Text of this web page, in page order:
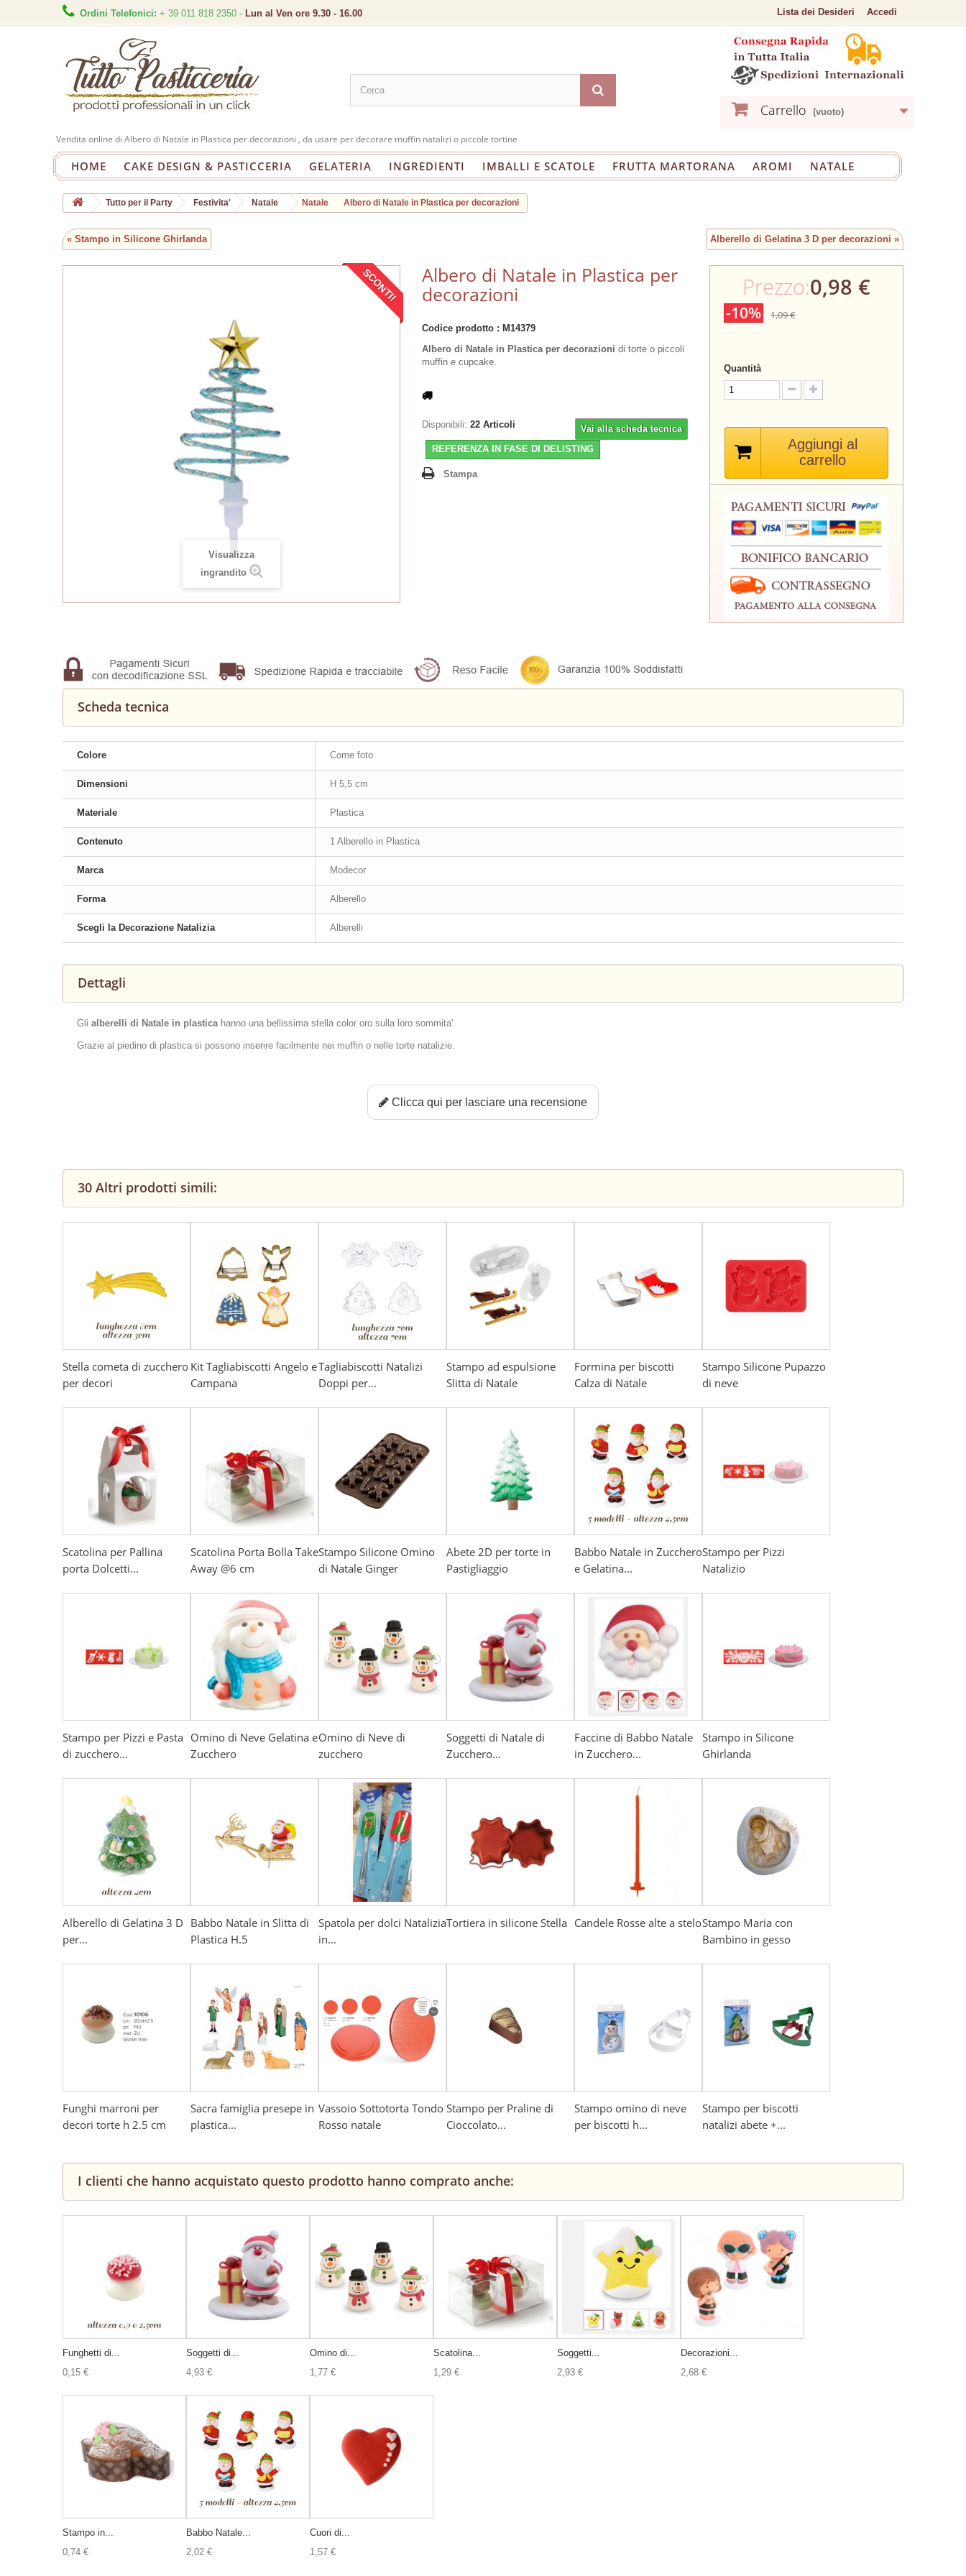
Accedi
Ordini Telefonici: + 39 011 818 2350 - Lun al Ven ore 9.30 - 16.00 Lista dei Desideri
Carrello (vuoto)
Vendita online di Albero di Natale in Plastica per decorazioni , da usare per decorare muffin natalizi o piccole tortine
HOME CAKE DESIGN & PASTICCERIA GELATERIA INGREDIENTI IMBALLI E SCATOLE FRUTTA MARTORANA AROMI NATALE
Tutto per il Party Festivita' Natale Natale Albero di Natale in Plastica per decorazioni
« Stampo in Silicone Ghirlanda Alberello di Gelatina 3 D per decorazioni »
SCONTI!
Visualizza
ingrandito
Albero di Natale in Plastica per
decorazioni
Codice prodotto : M14379
Albero di Natale in Plastica per decorazioni di torte o piccoli
muffin e cupcake.
Vai alla scheda tecnica
Disponibili: 22 Articoli
REFERENZA IN FASE DI DELISTING
Stampa
Prezzo:0,98 €
-10% 1,09 €
Quantità
Aggiungi al
carrello
Scheda tecnica
Colore Come foto
Dimensioni H 5,5 cm
Materiale Plastica
Contenuto 1 Alberello in Plastica
Marca Modecor
Forma Alberello
Scegli la Decorazione Natalizia Alberelli
Dettagli
Gli alberelli di Natale in plastica hanno una bellissima stella color oro sulla loro sommita'.
Grazie al piedino di plastica si possono inserire facilmente nei muffin o nelle torte natalizie.
Clicca qui per lasciare una recensione
30 Altri prodotti simili:
Stella cometa di zucchero
per decori
Kit Tagliabiscotti Angelo e
Campana
Tagliabiscotti Natalizi
Doppi per...
Stampo ad espulsione
Slitta di Natale
Formina per biscotti
Calza di Natale
Stampo Silicone Pupazzo
di neve
Scatolina per Pallina
porta Dolcetti...
Scatolina Porta Bolla Take
Away @6 cm
Stampo Silicone Omino
di Natale Ginger
Abete 2D per torte in
Pastigliaggio
Babbo Natale in Zucchero
e Gelatina...
Stampo per Pizzi
Natalizio
Stampo per Pizzi e Pasta
di zucchero...
Omino di Neve Gelatina e
Zucchero
Omino di Neve di
zucchero
Soggetti di Natale di
Zucchero...
Faccine di Babbo Natale
in Zucchero...
Stampo in Silicone
Ghirlanda
Alberello di Gelatina 3 D
per...
Babbo Natale in Slitta di
Plastica H.5
Spatola per dolci Natalizia
in...
Tortiera in silicone Stella Candele Rosse alte a steloStampo Maria con
Bambino in gesso
Funghi marroni per
decori torte h 2.5 cm
Sacra famiglia presepe in
plastica...
Vassoio Sottotorta Tondo
Rosso natale
Stampo per Praline di
Cioccolato...
Stampo omino di neve
per biscotti h...
Stampo per biscotti
natalizi abete +...
I clienti che hanno acquistato questo prodotto hanno comprato anche:
Funghetti di...
0,15 €
Soggetti di...
4,93 €
Omino di...
1,77 €
Scatolina...
1,29 €
Soggetti...
2,93 €
Decorazioni...
2,68 €
Stampo in...
0,74 €
Babbo Natale...
2,02 €
Cuori di...
1,57 €